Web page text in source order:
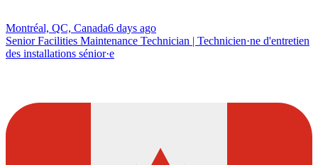
Montréal, QC, Canada6 days ago
Senior Facilities Maintenance Technician | Technicien·ne d'entretien
des installations sénior·e